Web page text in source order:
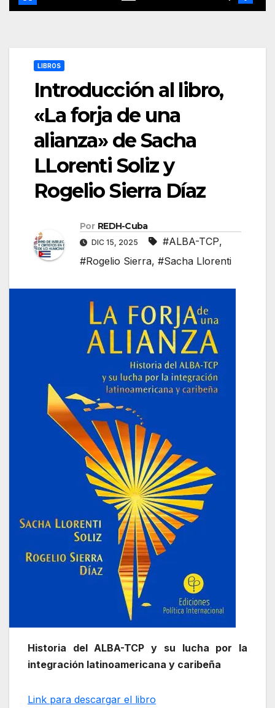
LIBROS
Introducción al libro,
«La forja de una
alianza» de Sacha
LLorenti Soliz y
Rogelio Sierra Díaz
Por REDH-Cuba
DIC 15, 2025 #ALBA-TCP,
#Rogelio Sierra, #Sacha Llorenti
Historia del ALBA-TCP y su lucha por la
integración latinoamericana y caribeña
Link para descargar el libro